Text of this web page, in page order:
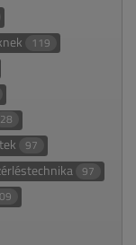
119
28
97
97